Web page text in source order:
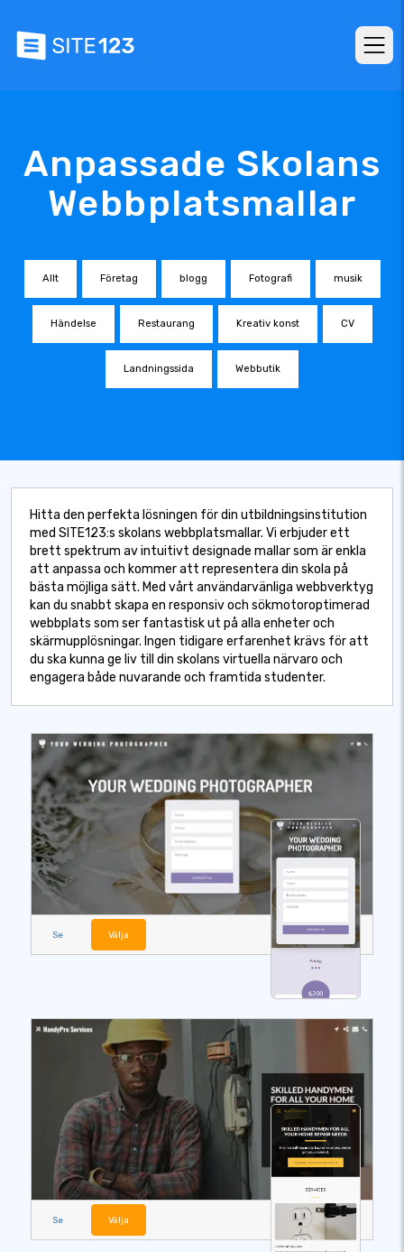
Anpassade Skolans
Webbplatsmallar
Allt Företag blogg Fotografi musik
Händelse Restaurang Kreativ konst CV
Landningssida Webbutik
Hitta den perfekta lösningen för din utbildningsinstitution
med SITE123:s skolans webbplatsmallar. Vi erbjuder ett
brett spektrum av intuitivt designade mallar som är enkla
att anpassa och kommer att representera din skola på
bästa möjliga sätt. Med vårt användarvänliga webbverktyg
kan du snabbt skapa en responsiv och sökmotoroptimerad
webbplats som ser fantastisk ut på alla enheter och
skärmupplösningar. Ingen tidigare erfarenhet krävs för att
du ska kunna ge liv till din skolans virtuella närvaro och
engagera både nuvarande och framtida studenter.
Se Välja
Se Välja